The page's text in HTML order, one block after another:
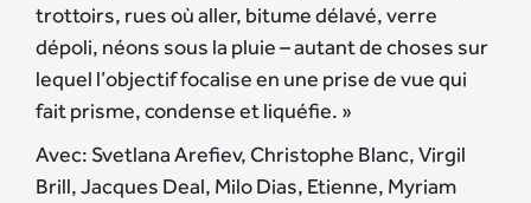
trottoirs, rues où aller, bitume délavé, verre
dépoli, néons sous la pluie – autant de choses sur
lequel l’objectif focalise en une prise de vue qui
fait prisme, condense et liquéfie. »
Avec: Svetlana Arefiev, Christophe Blanc, Virgil
Brill, Jacques Deal, Milo Dias, Etienne, Myriam